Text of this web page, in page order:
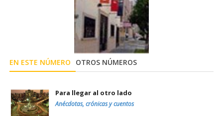
EN ESTE NÚMERO OTROS NÚMEROS
Para llegar al otro lado
Anécdotas, crónicas y cuentos